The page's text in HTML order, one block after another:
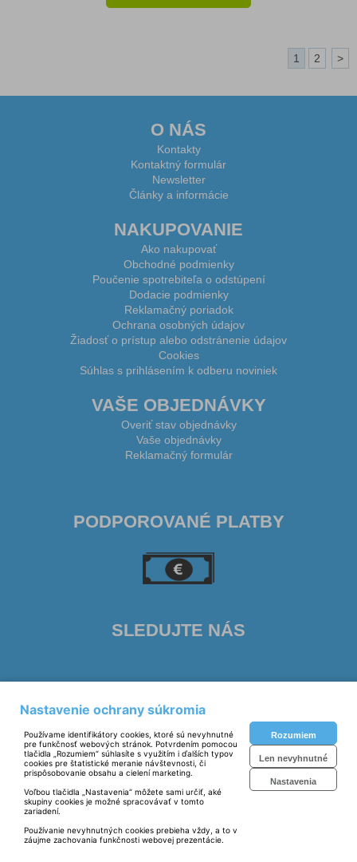
1 2 >
O NÁS
Kontakty
Kontaktný formulár
Newsletter
Články a informácie
NAKUPOVANIE
Ako nakupovať
Obchodné podmienky
Poučenie spotrebiteľa o odstúpení
Dodacie podmienky
Reklamačný poriadok
Ochrana osobných údajov
Žiadosť o prístup alebo odstránenie údajov
Cookies
Súhlas s prihlásením k odberu noviniek
VAŠE OBJEDNÁVKY
Overiť stav objednávky
Vaše objednávky
Reklamačný formulár
PODPOROVANÉ PLATBY
SLEDUJTE NÁS
Prevádzkovateľ: © Samuel Polerecký - OMAS 2023
Technické riešenie:© MiBe ESHOP 2023 verzia: 51
Nastavenie ochrany súkromia
Používame identifikátory cookies, ktoré sú nevyhnutné
pre funkčnosť webových stránok. Potvrdením pomocou
tlačidla „Rozumiem“ súhlasíte s využitím i ďalších typov
cookies pre štatistické meranie návštevnosti, či
prispôsobovanie obsahu a cielení marketing.
Voľbou tlačidla „Nastavenia“ môžete sami určiť, aké
skupiny cookies je možné spracovávať v tomto
zariadení.
Používanie nevyhnutných cookies prebieha vždy, a to v
záujme zachovania funkčnosti webovej prezentácie.
Rozumiem
Len nevyhnutné
Nastavenia